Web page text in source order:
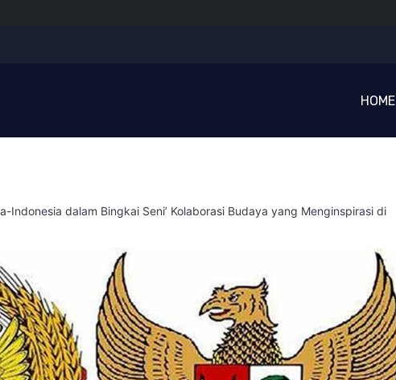
HOME
Indonesia dalam Bingkai Seni’ Kolaborasi Budaya yang Menginspirasi di